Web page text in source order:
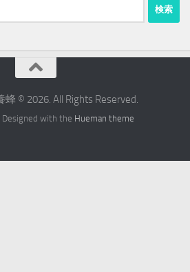
© 2026. All Rights Reserved.
Designed with the Hueman theme